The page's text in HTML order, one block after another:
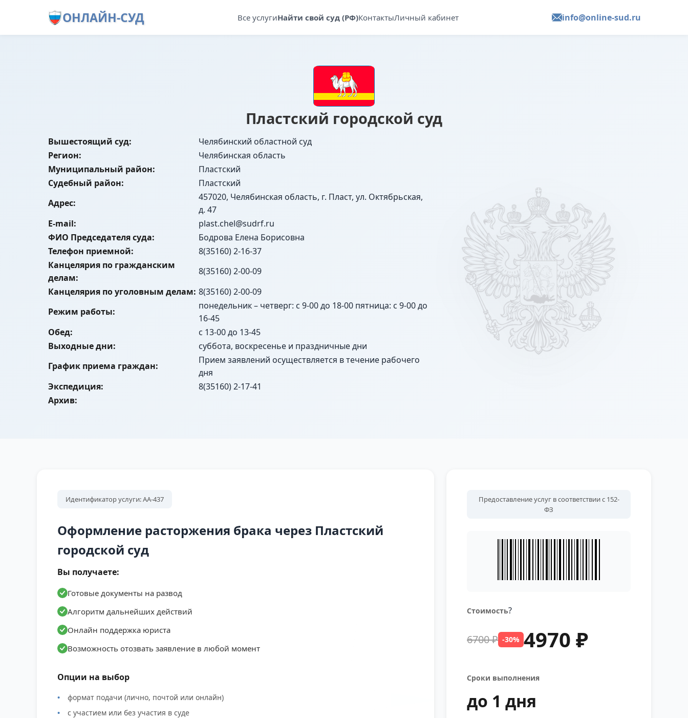
ОНЛАЙН-СУД Все услугиНайти свой суд (РФ)КонтактыЛичный кабинет info@online-sud.ru
Пластский городской суд
Вышестоящий суд:
Челябинский областной суд
Регион:
Челябинская область
Муниципальный район:
Пластский
Судебный район:
Пластский
Адрес:
457020, Челябинская область, г. Пласт, ул. Октябрьская,
д. 47
E-mail:
plast.chel@sudrf.ru
ФИО Председателя суда:
Бодрова Елена Борисовна
Телефон приемной:
8(35160) 2-16-37
Канцелярия по гражданским
делам:
8(35160) 2-00-09
Канцелярия по уголовным делам: 8(35160) 2-00-09
Режим работы:
понедельник – четверг: с 9-00 до 18-00 пятница: с 9-00 до
16-45
Обед:
с 13-00 до 13-45
Выходные дни:
суббота, воскресенье и праздничные дни
График приема граждан:
Прием заявлений осуществляется в течение рабочего
дня
Экспедиция:
8(35160) 2-17-41
Архив:
Идентификатор услуги: АА-437
Оформление расторжения брака через Пластский
городской суд
Вы получаете:
Готовые документы на развод
Алгоритм дальнейших действий
Онлайн поддержка юриста
Возможность отозвать заявление в любой момент
Опции на выбор
формат подачи (лично, почтой или онлайн)
с участием или без участия в суде
Предоставление услуг в соответствии с 152-
ФЗ
Стоимость?
6700 ₽ -30% 4970 ₽
Сроки выполнения
до 1 дня